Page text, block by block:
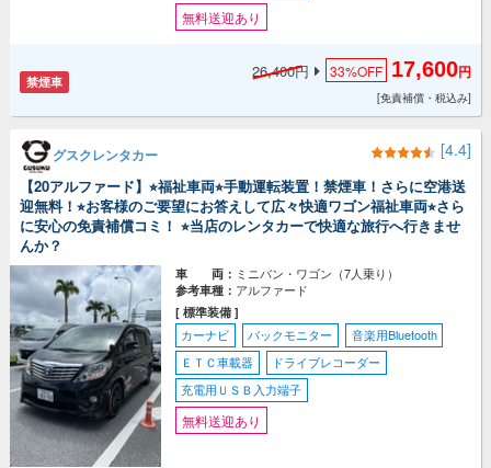
無料送迎あり
禁煙車 26,400円 33%OFF 17,600円
[免責補償・税込み]
グスクレンタカー [4.4]
【20アルファード】⭐︎福祉車両⭐︎手動運転装置！禁煙車！さらに空港送
迎無料！⭐︎お客様のご要望にお答えして広々快適ワゴン福祉車両⭐︎さら
に安心の免責補償コミ！ ⭐︎当店のレンタカーで快適な旅行へ行きませ
んか？
車 両： ミニバン・ワゴン（7人乗り）
参考車種： アルファード
[ 標準装備 ]
カーナビ バックモニター
音楽用Bluetooth
ＥＴＣ車載器
ドライブレコーダー
充電用ＵＳＢ入力端子
無料送迎あり